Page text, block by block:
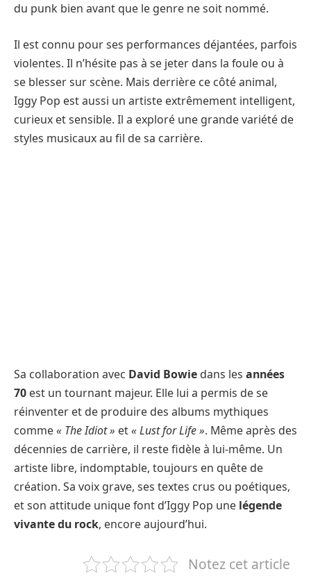
du punk bien avant que le genre ne soit nommé.
Il est connu pour ses performances déjantées, parfois
violentes. Il n’hésite pas à se jeter dans la foule ou à
se blesser sur scène. Mais derrière ce côté animal,
Iggy Pop est aussi un artiste extrêmement intelligent,
curieux et sensible. Il a exploré une grande variété de
styles musicaux au fil de sa carrière.
Sa collaboration avec David Bowie dans les années
70 est un tournant majeur. Elle lui a permis de se
réinventer et de produire des albums mythiques
comme« The Idiot » et« Lust for Life ». Même après des
décennies de carrière, il reste fidèle à lui-même. Un
artiste libre, indomptable, toujours en quête de
création. Sa voix grave, ses textes crus ou poétiques,
et son attitude unique font d’Iggy Pop une légende
vivante du rock, encore aujourd’hui.
Notez cet article